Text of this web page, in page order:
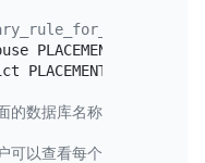
应用
PLACEMENT POLICY
POLICY
的数据库名称、表名和
可以查看每个区域包含